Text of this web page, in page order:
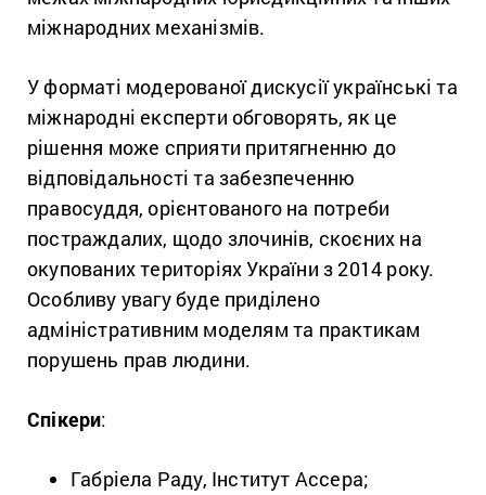
міжнародних механізмів.
У форматі модерованої дискусії українські та
міжнародні експерти обговорять, як це
рішення може сприяти притягненню до
відповідальності та забезпеченню
правосуддя, орієнтованого на потреби
постраждалих, щодо злочинів, скоєних на
окупованих територіях України з 2014 року.
Особливу увагу буде приділено
адміністративним моделям та практикам
порушень прав людини.
Спікери:
Габріела Раду, Інститут Ассера;